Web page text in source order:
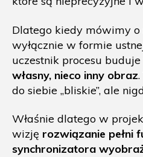
Dlatego kiedy mówimy
wyłącznie w formie
uczestnik procesu
własny, nieco inny obraz
do siebie „bliskie”, ale
Właśnie dlatego w
wizję rozwiązanie pełni
synchronizatora